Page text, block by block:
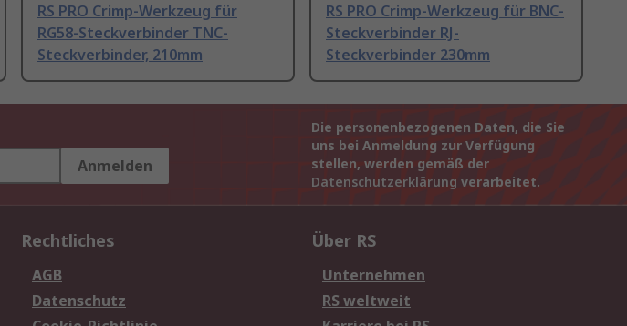
RS PRO Crimp-Werkzeug für
RG58-Steckverbinder TNC-
Steckverbinder, 210mm
RS PRO Crimp-Werkzeug für BNC-
Steckverbinder RJ-
Steckverbinder 230mm
Anmelden
Die personenbezogenen Daten, die Sie
uns bei Anmeldung zur Verfügung
stellen, werden gemäß der
Datenschutzerklärung verarbeitet.
Rechtliches
AGB
Datenschutz
Über RS
Unternehmen
RS weltweit